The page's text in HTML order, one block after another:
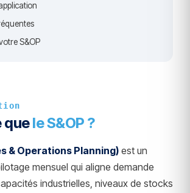
S&OP
quele S&OP ?
& Operations Planning) est un
mensuel qui aligne demande
industrielles, niveaux de stocks